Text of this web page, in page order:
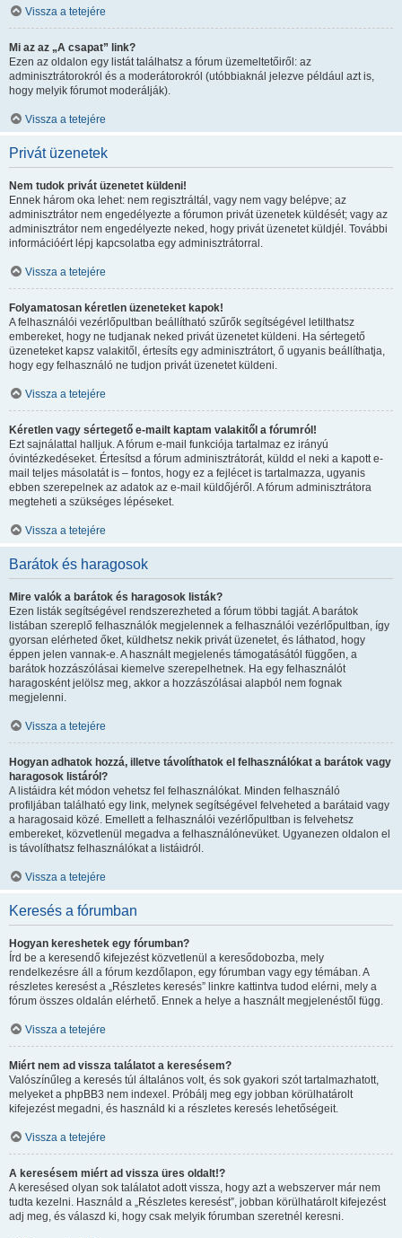
Vissza a tetejére
Mi az az „A csapat” link?
Ezen az oldalon egy listát találhatsz a fórum üzemeltetőiről: az
adminisztrátorokról és a moderátorokról (utóbbiaknál jelezve például azt is,
hogy melyik fórumot moderálják).
Vissza a tetejére
Privát üzenetek
Nem tudok privát üzenetet küldeni!
Ennek három oka lehet: nem regisztráltál, vagy nem vagy belépve; az
adminisztrátor nem engedélyezte a fórumon privát üzenetek küldését; vagy az
adminisztrátor nem engedélyezte neked, hogy privát üzenetet küldjél. További
információért lépj kapcsolatba egy adminisztrátorral.
Vissza a tetejére
Folyamatosan kéretlen üzeneteket kapok!
A felhasználói vezérlőpultban beállítható szűrők segítségével letilthatsz
embereket, hogy ne tudjanak neked privát üzenetet küldeni. Ha sértegető
üzeneteket kapsz valakitől, értesíts egy adminisztrátort, ő ugyanis beállíthatja,
hogy egy felhasználó ne tudjon privát üzenetet küldeni.
Vissza a tetejére
Kéretlen vagy sértegető e-mailt kaptam valakitől a fórumról!
Ezt sajnálattal halljuk. A fórum e-mail funkciója tartalmaz ez irányú
óvintézkedéseket. Értesítsd a fórum adminisztrátorát, küldd el neki a kapott e-
mail teljes másolatát is – fontos, hogy ez a fejlécet is tartalmazza, ugyanis
ebben szerepelnek az adatok az e-mail küldőjéről. A fórum adminisztrátora
megteheti a szükséges lépéseket.
Vissza a tetejére
Barátok és haragosok
Mire valók a barátok és haragosok listák?
Ezen listák segítségével rendszerezheted a fórum többi tagját. A barátok
listában szereplő felhasználók megjelennek a felhasználói vezérlőpultban, így
gyorsan elérheted őket, küldhetsz nekik privát üzenetet, és láthatod, hogy
éppen jelen vannak-e. A használt megjelenés támogatásától függően, a
barátok hozzászólásai kiemelve szerepelhetnek. Ha egy felhasználót
haragosként jelölsz meg, akkor a hozzászólásai alapból nem fognak
megjelenni.
Vissza a tetejére
Hogyan adhatok hozzá, illetve távolíthatok el felhasználókat a barátok vagy
haragosok listáról?
A listáidra két módon vehetsz fel felhasználókat. Minden felhasználó
profiljában található egy link, melynek segítségével felveheted a barátaid vagy
a haragosaid közé. Emellett a felhasználói vezérlőpultban is felvehetsz
embereket, közvetlenül megadva a felhasználónevüket. Ugyanezen oldalon el
is távolíthatsz felhasználókat a listáidról.
Vissza a tetejére
Keresés a fórumban
Hogyan kereshetek egy fórumban?
Írd be a keresendő kifejezést közvetlenül a keresődobozba, mely
rendelkezésre áll a fórum kezdőlapon, egy fórumban vagy egy témában. A
részletes keresést a „Részletes keresés” linkre kattintva tudod elérni, mely a
fórum összes oldalán elérhető. Ennek a helye a használt megjelenéstől függ.
Vissza a tetejére
Miért nem ad vissza találatot a keresésem?
Valószínűleg a keresés túl általános volt, és sok gyakori szót tartalmazhatott,
melyeket a phpBB3 nem indexel. Próbálj meg egy jobban körülhatárolt
kifejezést megadni, és használd ki a részletes keresés lehetőségeit.
Vissza a tetejére
A keresésem miért ad vissza üres oldalt!?
A keresésed olyan sok találatot adott vissza, hogy azt a webszerver már nem
tudta kezelni. Használd a „Részletes keresést”, jobban körülhatárolt kifejezést
adj meg, és válaszd ki, hogy csak melyik fórumban szeretnél keresni.